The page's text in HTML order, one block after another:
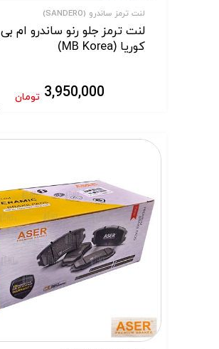
لنت ترمز ساندرو (SANDERO)
لنت ترمز جلو رنو ساندرو ام بی
کوریا (MB Korea)
3,950,000 تومان